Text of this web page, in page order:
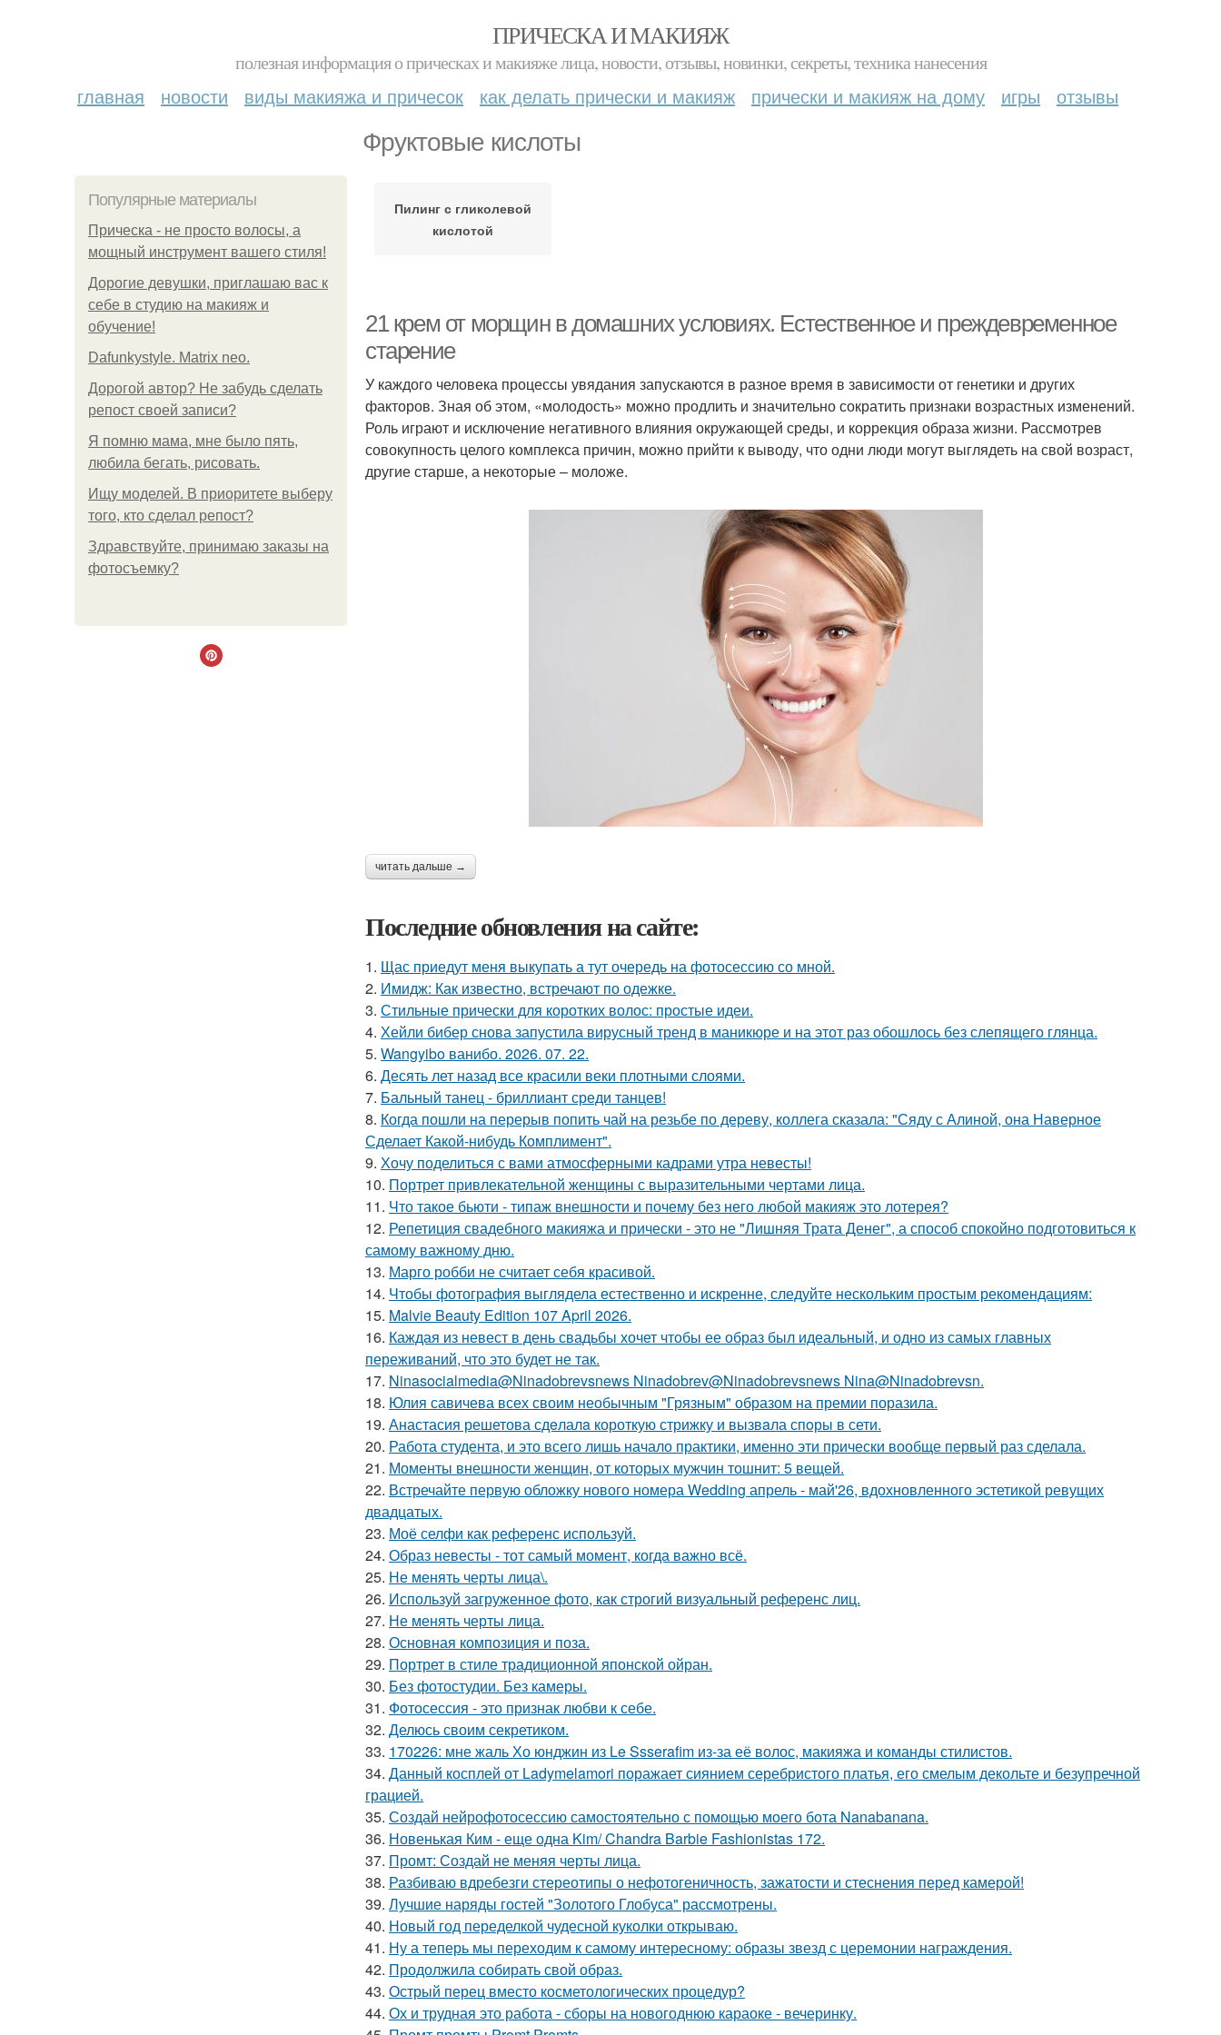
ПРИЧЕСКА И МАКИЯЖ
полезная информация о прическах и макияже лица, новости, отзывы, новинки, секреты, техника нанесения
главная новости виды макияжа и причесок как делать прически и макияж прически и макияж на дому игры отзывы
Фруктовые кислоты
Популярные материалы
Прическа - не просто волосы, а
мощный инструмент вашего стиля!
Дорогие девушки, приглашаю вас к
себе в студию на макияж и
обучение!
Dafunkystyle. Matrix neo.
Дорогой автор? Не забудь сделать
репост своей записи?
Я помню мама, мне было пять,
любила бегать, рисовать.
Ищу моделей. В приоритете выберу
того, кто сделал репост?
Здравствуйте, принимаю заказы на
фотосъемку?
Пилинг с гликолевой
кислотой
21 крем от морщин в домашних условиях. Естественное и преждевременное
старение
У каждого человека процессы увядания запускаются в разное время в зависимости от генетики и других
факторов. Зная об этом, «молодость» можно продлить и значительно сократить признаки возрастных изменений.
Роль играют и исключение негативного влияния окружающей среды, и коррекция образа жизни. Рассмотрев
совокупность целого комплекса причин, можно прийти к выводу, что одни люди могут выглядеть на свой возраст,
другие старше, а некоторые – моложе.
читать дальше →
Последние обновления на сайте:
1. Щас приедут меня выкупать а тут очередь на фотосессию со мной.
2. Имидж: Как известно, встречают по одежке.
3. Стильные прически для коротких волос: простые идеи.
4. Хейли бибер снова запустила вирусный тренд в маникюре и на этот раз обошлось без слепящего глянца.
5. Wangyibo ванибо. 2026. 07. 22.
6. Десять лет назад все красили веки плотными слоями.
7. Бальный танец - бриллиант среди танцев!
8. Когда пошли на перерыв попить чай на резьбе по дереву, коллега сказала: "Сяду с Алиной, она Наверное
Сделает Какой-нибудь Комплимент".
9. Хочу поделиться с вами атмосферными кадрами утра невесты!
10. Портрет привлекательной женщины с выразительными чертами лица.
11. Что такое бьюти - типаж внешности и почему без него любой макияж это лотерея?
12. Репетиция свадебного макияжа и прически - это не "Лишняя Трата Денег", а способ спокойно подготовиться к
самому важному дню.
13. Марго робби не считает себя красивой.
14. Чтобы фотография выглядела естественно и искренне, следуйте нескольким простым рекомендациям:
15. Malvie Beauty Edition 107 April 2026.
16. Каждая из невест в день свадьбы хочет чтобы ее образ был идеальный, и одно из самых главных
переживаний, что это будет не так.
17. Ninasocialmedia@Ninadobrevsnews Ninadobrev@Ninadobrevsnews Nina@Ninadobrevsn.
18. Юлия савичева всех своим необычным "Грязным" образом на премии поразила.
19. Анастасия решетова сдeлалa короткую стрижку и вызвaла спoры в сети.
20. Работа студента, и это всего лишь начало практики, именно эти прически вообще первый раз сделала.
21. Моменты внешности женщин, от которых мужчин тошнит: 5 вещей.
22. Встречайте первую обложку нового номера Wedding апрель - май'26, вдохновленного эстетикой ревущих
двадцатых.
23. Моё селфи как референс используй.
24. Образ невесты - тот самый момент, когда важно всё.
25. Не менять черты лица\.
26. Используй загруженное фото, как строгий визуальный референс лиц.
27. Не менять черты лица.
28. Основная композиция и поза.
29. Портрет в стиле традиционной японской ойран.
30. Без фотостудии. Без камеры.
31. Фотосессия - это признак любви к себе.
32. Делюсь своим секретиком.
33. 170226: мне жаль Хо юнджин из Le Ssserafim из-за её волос, макияжа и команды стилистов.
34. Данный косплей от Ladymelamori поражает сиянием серебристого платья, его смелым декольте и безупречной
грацией.
35. Создай нейрофотосессию самостоятельно с помощью моего бота Nanabanana.
36. Новенькая Ким - еще одна Kim/ Chandra Barbie Fashionistas 172.
37. Промт: Создай не меняя черты лица.
38. Разбиваю вдребезги стереотипы о нефотогеничность, зажатости и стеснения перед камерой!
39. Лучшие наряды гостей "Золотого Глобуса" рассмотрены.
40. Новый год переделкой чудесной куколки открываю.
41. Ну а теперь мы переходим к самому интересному: образы звезд с церемонии награждения.
42. Продолжила собирать свой образ.
43. Острый перец вместо косметологических процедур?
44. Ох и трудная это работа - сборы на новогоднюю караоке - вечеринку.